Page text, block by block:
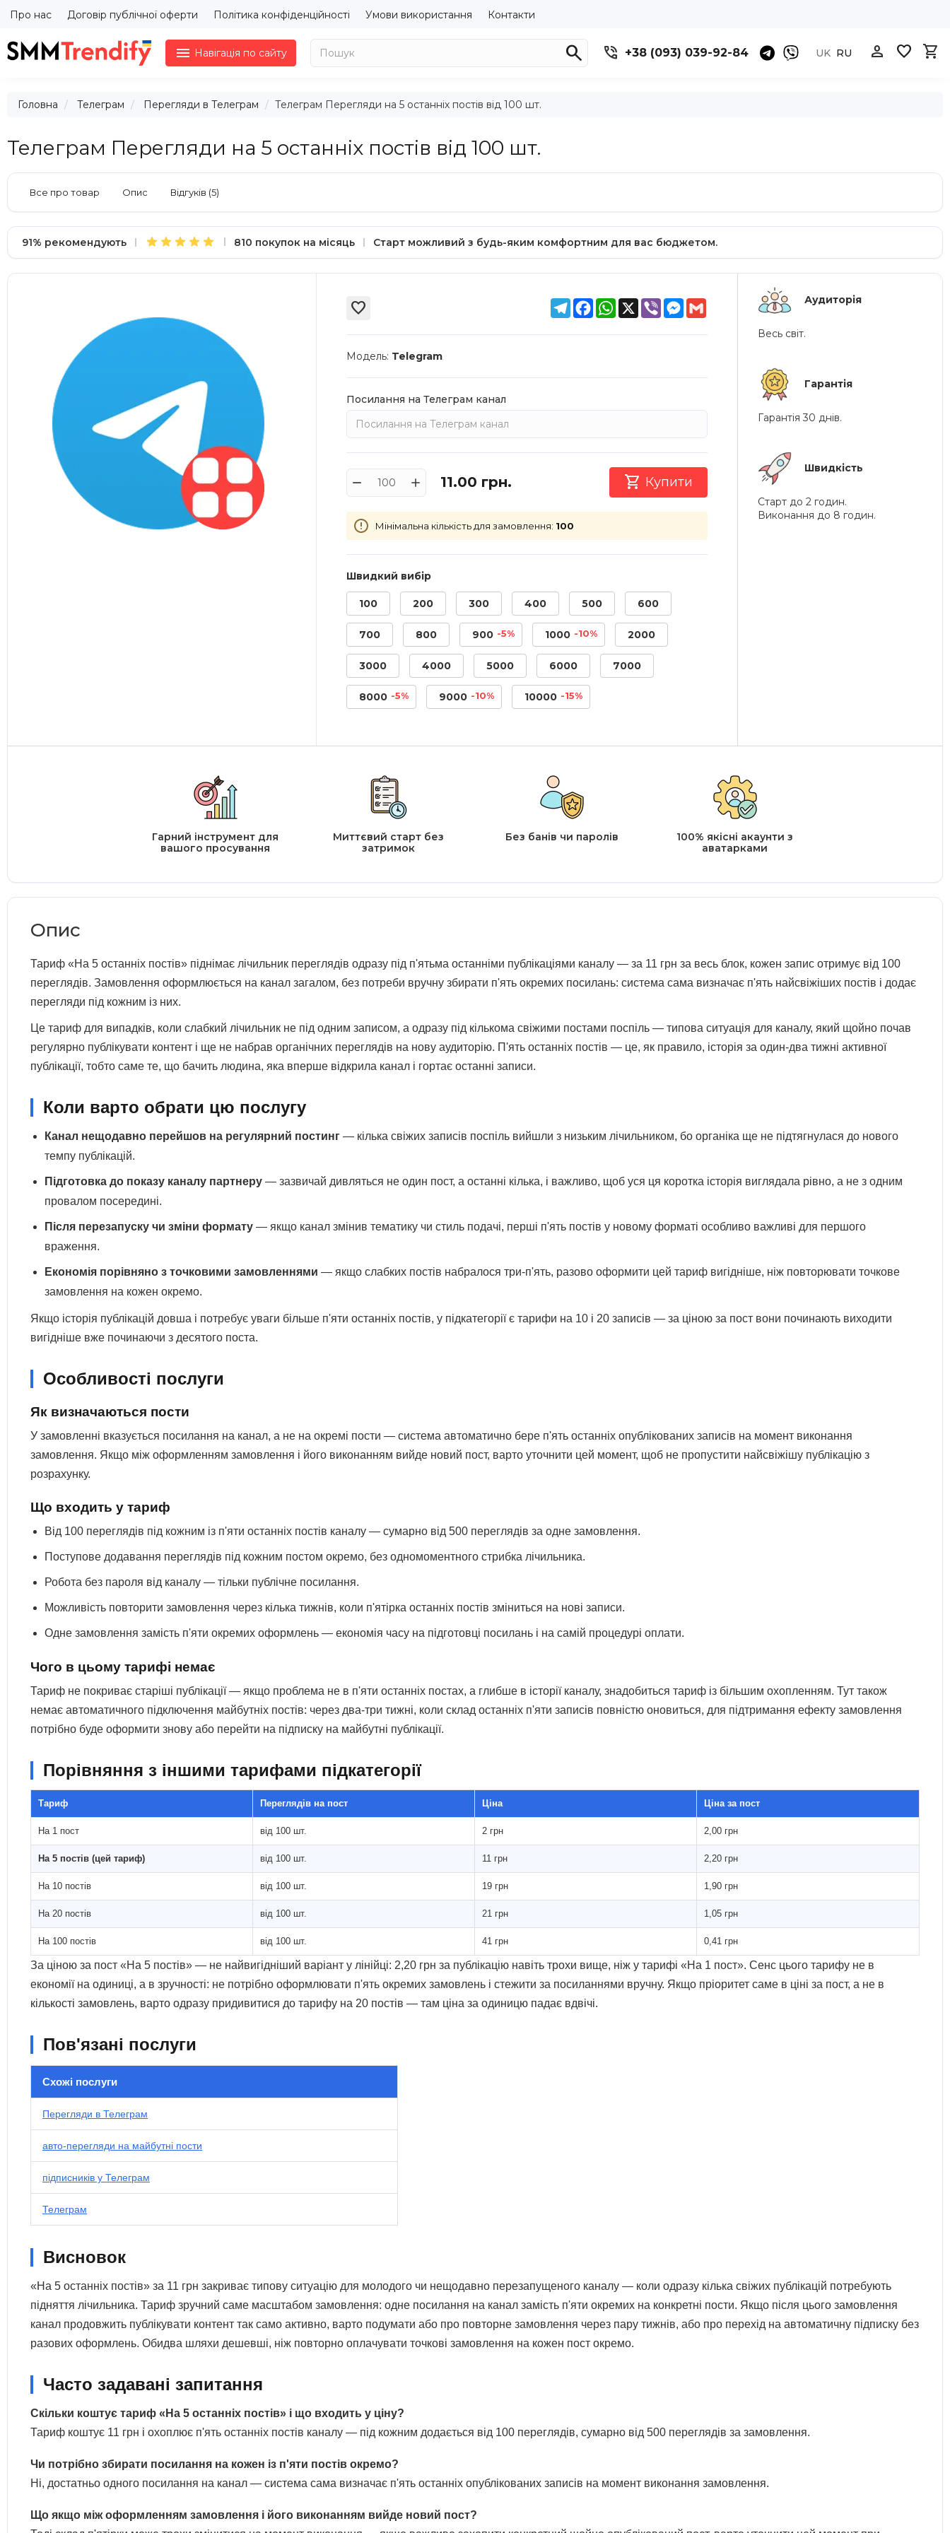
Про нас Договір публічної оферти Політика конфіденційності Умови використання Контакти
 Навігація по сайту   +38 (093) 039-92-84 UK RU   
Головна Телеграм Перегляди в Телеграм Телеграм Перегляди на 5 останніх постів від 100 шт.
Телеграм Перегляди на 5 останніх постів від 100 шт.
Все про товар Опис Відгуків (5)
91% рекомендують 810 покупок на місяць Старт можливий з будь-яким комфортним для вас бюджетом.
 TelegramFacebookWhatsApp
X ViberMessenger
Модель: Telegram
Посилання на Телеграм канал
11.00 грн.  Купити
Мінімальна кількість для замовлення: 100
Швидкий вибір
100 200 300 400 500 600
700 800 900 -5% 1000 -10% 2000
3000 4000 5000 6000 7000
8000 -5% 9000 -10% 10000 -15%
Аудиторія
Весь світ.
Гарантія
Гарантія 30 днів.
Швидкість
Старт до 2 годин.
Виконання до 8 годин.
Гарний інструмент для
вашого просування
Миттєвий старт без
затримок
Без банів чи паролів
100% якісні акаунти з
аватарками
Опис
Тариф «На 5 останніх постів» піднімає лічильник переглядів одразу під п'ятьма останніми публікаціями каналу — за 11 грн за весь блок, кожен запис отримує від 100
переглядів. Замовлення оформлюється на канал загалом, без потреби вручну збирати п'ять окремих посилань: система сама визначає п'ять найсвіжіших постів і додає
перегляди під кожним із них.
Це тариф для випадків, коли слабкий лічильник не під одним записом, а одразу під кількома свіжими постами поспіль — типова ситуація для каналу, який щойно почав
регулярно публікувати контент і ще не набрав органічних переглядів на нову аудиторію. П'ять останніх постів — це, як правило, історія за один-два тижні активної
публікації, тобто саме те, що бачить людина, яка вперше відкрила канал і гортає останні записи.
Коли варто обрати цю послугу
Канал нещодавно перейшов на регулярний постинг — кілька свіжих записів поспіль вийшли з низьким лічильником, бо органіка ще не підтягнулася до нового
темпу публікацій.
Підготовка до показу каналу партнеру — зазвичай дивляться не один пост, а останні кілька, і важливо, щоб уся ця коротка історія виглядала рівно, а не з одним
провалом посередині.
Після перезапуску чи зміни формату — якщо канал змінив тематику чи стиль подачі, перші п'ять постів у новому форматі особливо важливі для першого
враження.
Економія порівняно з точковими замовленнями — якщо слабких постів набралося три-п'ять, разово оформити цей тариф вигідніше, ніж повторювати точкове
замовлення на кожен окремо.
Якщо історія публікацій довша і потребує уваги більше п'яти останніх постів, у підкатегорії є тарифи на 10 і 20 записів — за ціною за пост вони починають виходити
вигідніше вже починаючи з десятого поста.
Особливості послуги
Як визначаються пости
У замовленні вказується посилання на канал, а не на окремі пости — система автоматично бере п'ять останніх опублікованих записів на момент виконання
замовлення. Якщо між оформленням замовлення і його виконанням вийде новий пост, варто уточнити цей момент, щоб не пропустити найсвіжішу публікацію з
розрахунку.
Що входить у тариф
Від 100 переглядів під кожним із п'яти останніх постів каналу — сумарно від 500 переглядів за одне замовлення.
Поступове додавання переглядів під кожним постом окремо, без одномоментного стрибка лічильника.
Робота без пароля від каналу — тільки публічне посилання.
Можливість повторити замовлення через кілька тижнів, коли п'ятірка останніх постів зміниться на нові записи.
Одне замовлення замість п'яти окремих оформлень — економія часу на підготовці посилань і на самій процедурі оплати.
Чого в цьому тарифі немає
Тариф не покриває старіші публікації — якщо проблема не в п'яти останніх постах, а глибше в історії каналу, знадобиться тариф із більшим охопленням. Тут також
немає автоматичного підключення майбутніх постів: через два-три тижні, коли склад останніх п'яти записів повністю оновиться, для підтримання ефекту замовлення
потрібно буде оформити знову або перейти на підписку на майбутні публікації.
Порівняння з іншими тарифами підкатегорії
Тариф Переглядів на пост Ціна Ціна за пост
На 1 пост від 100 шт. 2 грн 2,00 грн
На 5 постів (цей тариф) від 100 шт. 11 грн 2,20 грн
На 10 постів від 100 шт. 19 грн 1,90 грн
На 20 постів від 100 шт. 21 грн 1,05 грн
На 100 постів від 100 шт. 41 грн 0,41 грн
За ціною за пост «На 5 постів» — не найвигідніший варіант у лінійці: 2,20 грн за публікацію навіть трохи вище, ніж у тарифі «На 1 пост». Сенс цього тарифу не в
економії на одиниці, а в зручності: не потрібно оформлювати п'ять окремих замовлень і стежити за посиланнями вручну. Якщо пріоритет саме в ціні за пост, а не в
кількості замовлень, варто одразу придивитися до тарифу на 20 постів — там ціна за одиницю падає вдвічі.
Пов'язані послуги
Схожі послуги
Перегляди в Телеграм
авто-перегляди на майбутні пости
підписників у Телеграм
Телеграм
Висновок
«На 5 останніх постів» за 11 грн закриває типову ситуацію для молодого чи нещодавно перезапущеного каналу — коли одразу кілька свіжих публікацій потребують
підняття лічильника. Тариф зручний саме масштабом замовлення: одне посилання на канал замість п'яти окремих на конкретні пости. Якщо після цього замовлення
канал продовжить публікувати контент так само активно, варто подумати або про повторне замовлення через пару тижнів, або про перехід на автоматичну підписку без
разових оформлень. Обидва шляхи дешевші, ніж повторно оплачувати точкові замовлення на кожен пост окремо.
Часто задавані запитання
Скільки коштує тариф «На 5 останніх постів» і що входить у ціну?
Тариф коштує 11 грн і охоплює п'ять останніх постів каналу — під кожним додається від 100 переглядів, сумарно від 500 переглядів за замовлення.
Чи потрібно збирати посилання на кожен із п'яти постів окремо?
Ні, достатньо одного посилання на канал — система сама визначає п'ять останніх опублікованих записів на момент виконання замовлення.
Що якщо між оформленням замовлення і його виконанням вийде новий пост?